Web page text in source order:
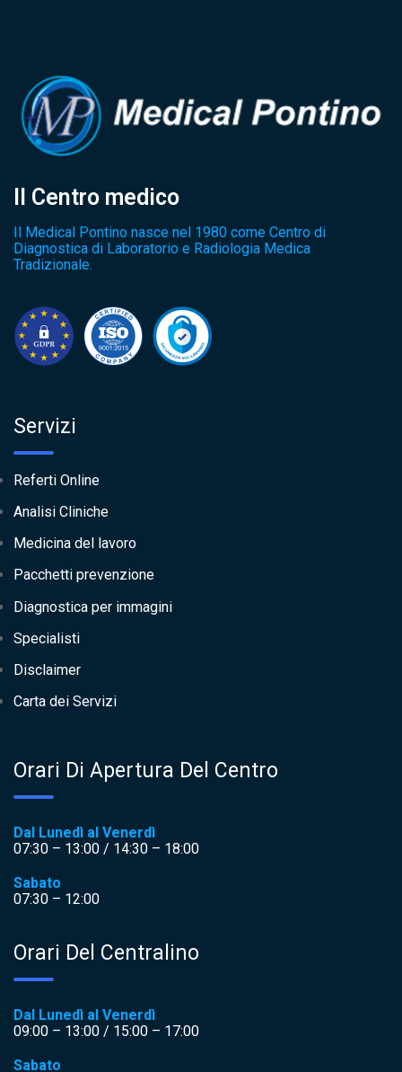
Il Centro medico
Il Medical Pontino nasce nel 1980 come Centro di
Diagnostica di Laboratorio e Radiologia Medica
Tradizionale.
Servizi
Referti Online
Analisi Cliniche
Medicina del lavoro
Pacchetti prevenzione
Diagnostica per immagini
Specialisti
Disclaimer
Carta dei Servizi
Orari Di Apertura Del Centro
Dal Lunedì al Venerdì
07:30 – 13:00 / 14:30 – 18:00
Sabato
07:30 – 12:00
Orari Del Centralino
Dal Lunedì al Venerdì
09:00 – 13:00 / 15:00 – 17:00
Sabato